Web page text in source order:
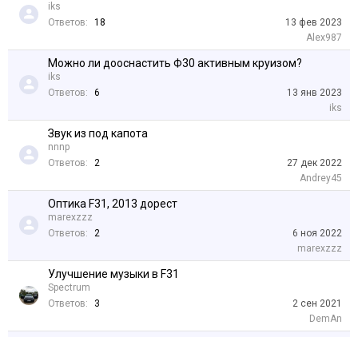
iks
Ответов:
18
13 фев 2023
Alex987
Можно ли дооснастить Ф30 активным круизом?
iks
Ответов:
6
13 янв 2023
iks
Звук из под капота
nnnp
Ответов:
2
27 дек 2022
Andrey45
Оптика F31, 2013 дорест
marexzzz
Ответов:
2
6 ноя 2022
marexzzz
Улучшение музыки в F31
Spectrum
Ответов:
3
2 сен 2021
DemAn